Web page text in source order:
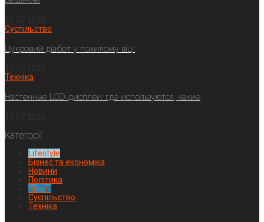
Суспільство
Цукровий діабет у похилому віці:
Техніка
Настенные LCD-дисплеи: где используются, какие
Категорії
Lifestyle
Бізнес та економіка
Новини
Політика
Спорт
Суспільство
Техніка